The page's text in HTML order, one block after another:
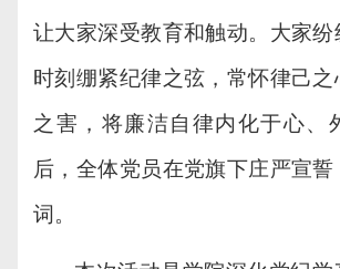
让大家深受教育和触动。 大家纷
时刻绷紧纪律之弦，常怀律己
之害，将廉洁自律内化于心、
后，全体党员在党旗下庄严宣
词。